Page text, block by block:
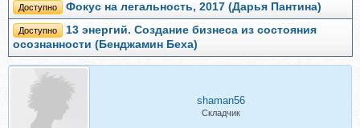
Доступно Фокус на легальность, 2017 (Дарья Пантина)
Доступно
13 энергий. Создание бизнеса из состояния
осознанности (Бенджамин Беха)
shaman56
Складчик